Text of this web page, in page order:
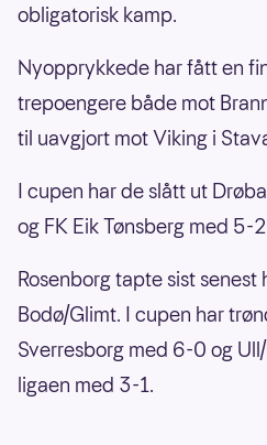
obligatorisk kamp.
Nyopprykkede har fått en
trepoengere både mot
til uavgjort mot Viking i
I cupen har de slått ut
og FK Eik Tønsberg med 5-
Rosenborg tapte sist senest
Bodø/Glimt. I cupen har
Sverresborg med 6-0 og
ligaen med 3-1.